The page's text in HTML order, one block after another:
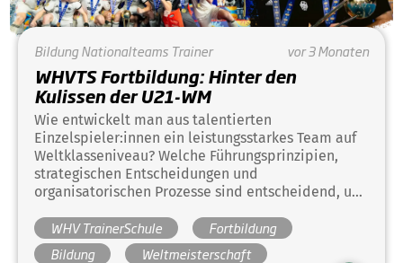
BildungNationalteams Trainer vor 3 Monaten
WHVTS Fortbildung: Hinter den
Kulissen der U21-WM
Wie entwickelt man aus talentierten
Einzelspieler:innen ein leistungsstarkes Team auf
Weltklasseniveau? Welche Führungsprinzipien,
strategischen Entscheidungen und
organisatorischen Prozesse sind entscheidend, um
Kampagne bis hin zur U21-Weltmeisterschaft zu
führen?
WHV TrainerSchule
Fortbildung
Bildung
Weltmeisterschaft